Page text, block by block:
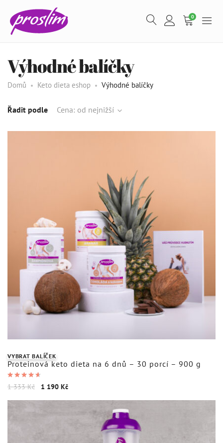
Spalovač tuků – 90 kapslí
489Kč
0
Výhodné balíčky
Domů Keto dieta eshop Výhodné balíčky
Řadit podle Cena: od nejnižší
VYBRAT BALÍČEK
Proteinová keto dieta na 6 dnů – 30 porcí – 900 g
Hodnocení
z 5
1 333Kč 1 190 Kč